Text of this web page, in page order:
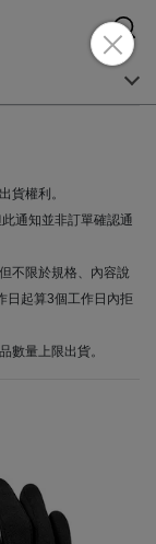
貨權利。
通知並非訂單確認通
不限於規格、內容說
日起算3個工作日內拒
數量上限出貨。